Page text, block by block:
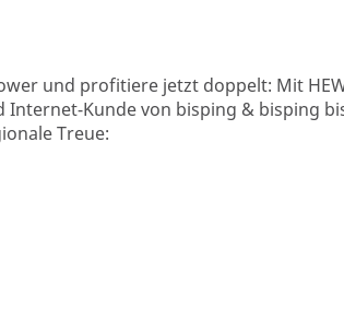
und profitiere jetzt doppelt: Mit
Internet-Kunde von bisping & bisping
Treue: